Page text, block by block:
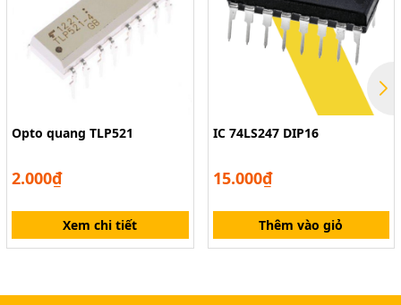
Opto quang TLP521
2.000₫
Xem chi tiết
IC 74LS247 DIP16
15.000₫
Thêm vào giỏ